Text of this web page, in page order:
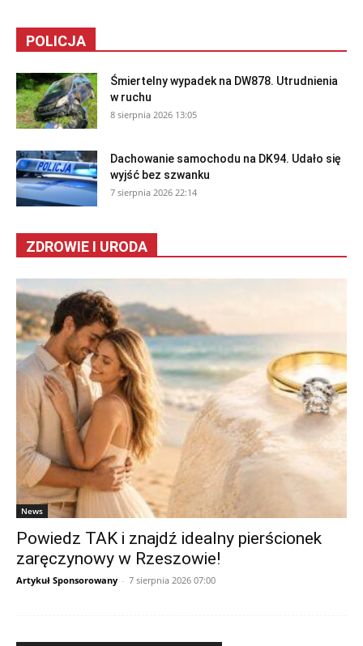
POLICJA
Śmiertelny wypadek na DW878. Utrudnienia
w ruchu
8 sierpnia 2026 13:05
Dachowanie samochodu na DK94. Udało się
wyjść bez szwanku
7 sierpnia 2026 22:14
ZDROWIE I URODA
News
Powiedz TAK i znajdź idealny pierścionek
zaręczynowy w Rzeszowie!
Artykuł Sponsorowany - 7 sierpnia 2026 07:00